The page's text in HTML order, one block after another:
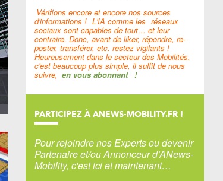
Vérifions encore et encore nos sources
d'informations ! L'IA comme les réseaux
sociaux sont capables de tout… et leur
contraire. Donc, avant de liker, répondre, re-
poster, transférer, etc. restez vigilants !
Heureusement dans le secteur des Mobilités,
c'est beaucoup plus simple, il suffit de nous
suivre, en vous abonnant !
PARTICIPEZ À ANEWS-MOBILITY.FR !
Pour rejoindre nos Experts ou devenir
Partenaire et/ou Annonceur d'ANews-
Mobility, c'est ici et maintenant…